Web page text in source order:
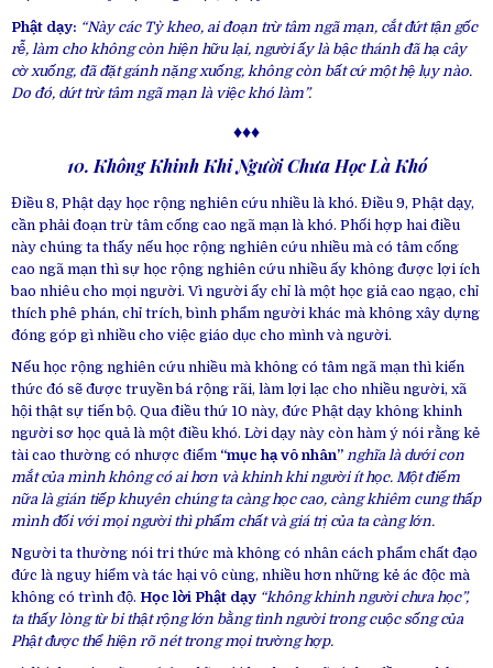
Phật dạy: “Này các Tỳ kheo, ai đoạn trừ tâm ngã mạn, cắt đứt tận gốc
rễ, làm cho không còn hiện hữu lại, người ấy là bậc thánh đã hạ cây
cờ xuống, đã đặt gánh nặng xuống, không còn bất cứ một hệ lụy nào.
Do đó, dứt trừ tâm ngã mạn là việc khó làm”.
♦♦♦
10. Không Khinh Khi Người Chưa Học Là Khó
Điều 8, Phật dạy học rộng nghiên cứu nhiều là khó. Điều 9, Phật dạy,
cần phải đoạn trừ tâm cống cao ngã mạn là khó. Phối hợp hai điều
này chúng ta thấy nếu học rộng nghiên cứu nhiều mà có tâm cống
cao ngã mạn thì sự học rộng nghiên cứu nhiều ấy không được lợi ích
bao nhiêu cho mọi người. Vì người ấy chỉ là một học giả cao ngạo, chỉ
thích phê phán, chỉ trích, bình phẩm người khác mà không xây dựng
đóng góp gì nhiều cho việc giáo dục cho mình và người.
Nếu học rộng nghiên cứu nhiều mà không có tâm ngã mạn thì kiến
thức đó sẽ được truyền bá rộng rãi, làm lợi lạc cho nhiều người, xã
hội thật sự tiến bộ. Qua điều thứ 10 này, đức Phật dạy không khinh
người sơ học quả là một điều khó. Lời dạy này còn hàm ý nói rằng kẻ
tài cao thường có nhược điểm “mục hạ vô nhân” nghĩa là dưới con
mắt của mình không có ai hơn và khinh khi người ít học. Một điểm
nữa là gián tiếp khuyên chúng ta càng học cao, càng khiêm cung thấp
mình đối với mọi người thì phẩm chất và giá trị của ta càng lớn.
Người ta thường nói tri thức mà không có nhân cách phẩm chất đạo
đức là nguy hiểm và tác hại vô cùng, nhiều hơn những kẻ ác độc mà
không có trình độ. Học lời Phật dạy “không khinh người chưa học”,
ta thấy lòng từ bi thật rộng lớn bằng tình người trong cuộc sống của
Phật được thể hiện rõ nét trong mọi trường hợp.